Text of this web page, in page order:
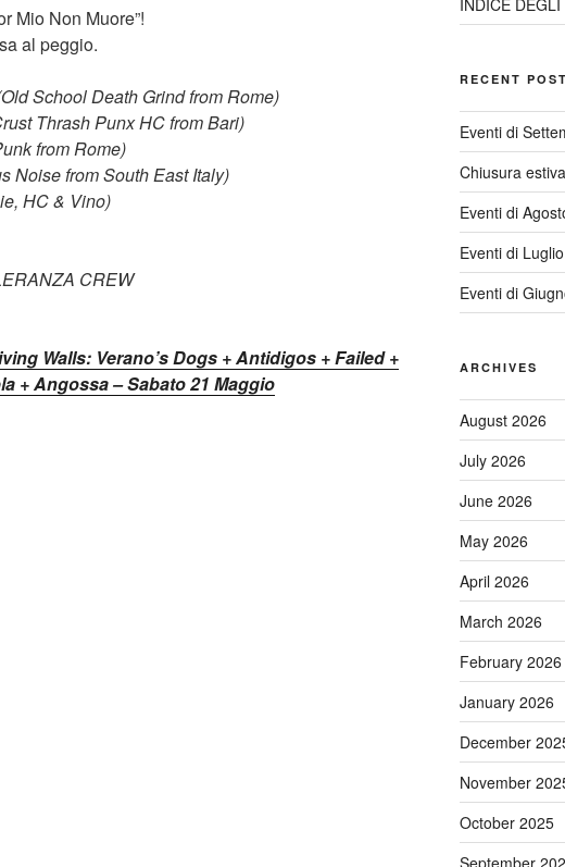
Mio Non Muore”!
al peggio.
School Death Grind from Rome)
Thrash Punx HC from Bari)
from Rome)
Noise from South East Italy)
HC & Vino)
CREW
Walls: Verano’s Dogs + Antidigos + Failed +
+ Angossa – Sabato 21 Maggio
RECENT
Eventi di
Chiusura
Eventi di
Eventi di
Eventi di
ARCHIVES
August 2026
July 2026
June 2026
May 2026
April 2026
March 2026
February 2026
January 2026
December
November
October 2025
September